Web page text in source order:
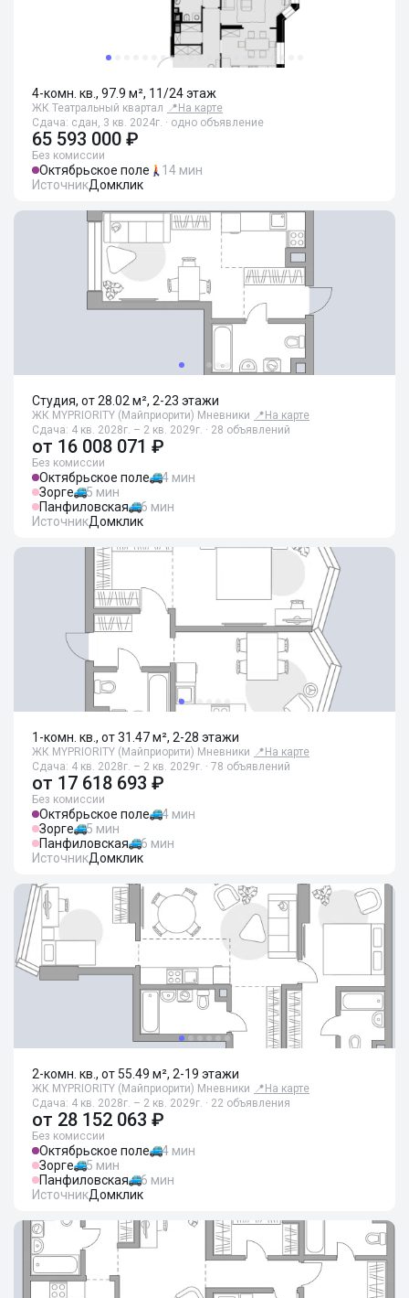
4-комн. кв., 97.9 м², 11/24 этаж
ЖК Театральный квартал 📍 На карте
Сдача: сдан, 3 кв. 2024г. · одно объявление
65 593 000 ₽
Без комиссии
Октябрьское поле
14 мин
ИсточникДомклик
Студия, от 28.02 м², 2-23 этажи
ЖК MYPRIORITY (Майприорити) Мневники 📍 На карте
Сдача: 4 кв. 2028г. – 2 кв. 2029г. · 28 объявлений
от 16 008 071 ₽
Без комиссии
Октябрьское поле
4 мин
Зорге
5 мин
Панфиловская
6 мин
ИсточникДомклик
1-комн. кв., от 31.47 м², 2-28 этажи
ЖК MYPRIORITY (Майприорити) Мневники 📍 На карте
Сдача: 4 кв. 2028г. – 2 кв. 2029г. · 78 объявлений
от 17 618 693 ₽
Без комиссии
Октябрьское поле
4 мин
Зорге
5 мин
Панфиловская
6 мин
ИсточникДомклик
2-комн. кв., от 55.49 м², 2-19 этажи
ЖК MYPRIORITY (Майприорити) Мневники 📍 На карте
Сдача: 4 кв. 2028г. – 2 кв. 2029г. · 22 объявления
от 28 152 063 ₽
Без комиссии
Октябрьское поле
4 мин
Зорге
5 мин
Панфиловская
6 мин
ИсточникДомклик